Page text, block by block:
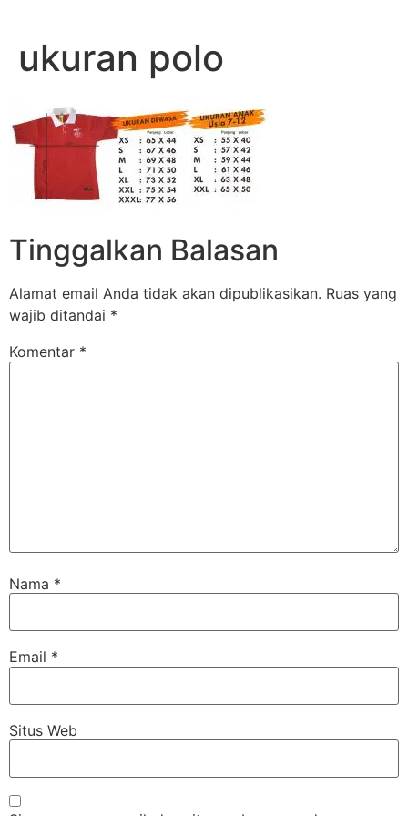
kontenukuran polo
Tinggalkan Balasan
Alamat email Anda tidak akan dipublikasikan. Ruas yang
wajib ditandai *
Komentar *
Nama *
Email *
Situs Web